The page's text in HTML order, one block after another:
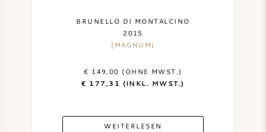
BRUNELLO DI MONTALCINO
2015
(MAGNUM)
€ 149,00 (OHNE MWST.)
€ 177,31 (INKL. MWST.)
WEITERLESEN